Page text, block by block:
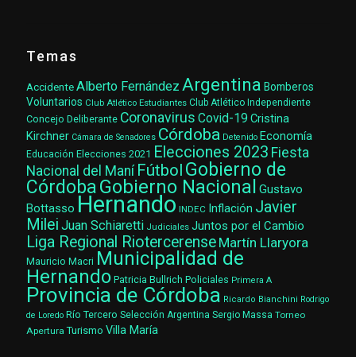
Temas
AccidenteAlberto Fernández Argentina Bomberos
Voluntarios Club Atlético Estudiantes Club Atlético Independiente
Concejo Deliberante Coronavirus Covid-19 Cristina
Kirchner Cámara de Senadores Córdoba Detenido Economía
Educación Elecciones 2021 Elecciones 2023 Fiesta
Nacional del Maní Fútbol Gobierno de
CórdobaGobierno Nacional Gustavo
Bottasso Hernando INDEC Inflación Javier
Milei Juan Schiaretti Judiciales Juntos por el Cambio
Liga Regional Riotercerense Martín Llaryora
Mauricio Macri Municipalidad de
Hernando Patricia Bullrich Policiales Primera A
Provincia de Córdoba Ricardo Bianchini Rodrigo
de Loredo Río Tercero Selección Argentina Sergio Massa Torneo
Apertura Turismo Villa María